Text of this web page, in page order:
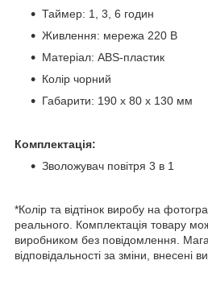
Таймер: 1, 3, 6 годин
Живлення: мережа 220 В
Матеріал: ABS-пластик
Колір чорний
Габарити: 190 х 80 х 130 мм
Комплектація:
Зволожувач повітря 3 в 1
*Колір та відтінок виробу на
реального. Комплектація товару
виробником без повідомлення.
відповідальності за зміни, внесені